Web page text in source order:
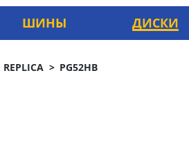
ШИНЫ ДИСКИ
REPLICA PG52HB